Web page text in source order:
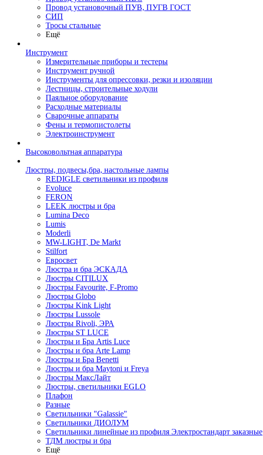
Провод установочный ПУВ, ПУГВ ГОСТ
СИП
Тросы стальные
Ещё
Инструмент
Измерительные приборы и тестеры
Инструмент ручной
Инструменты для опрессовки, резки и изоляции
Лестницы, строительные ходули
Паяльное оборудование
Расходные материалы
Сварочные аппараты
Фены и термопистолеты
Электроинструмент
Высоковольтная аппаратура
Люстры, подвесы,бра, настольные лампы
REDIGLE светильники из профиля
Evoluce
FERON
LEEK люстры и бра
Lumina Deco
Lumis
Moderli
MW-LIGHT, De Markt
Stilfort
Евросвет
Люстра и бра ЭСКАДА
Люстры CITILUX
Люстры Favourite, F-Promo
Люстры Globo
Люстры Kink Light
Люстры Lussole
Люстры Rivoli, ЭРА
Люстры ST LUCE
Люстры и Бра Artis Luce
Люстры и бра Arte Lamp
Люстры и Бра Benetti
Люстры и бра Maytoni и Freya
Люстры МаксЛайт
Люстры, светильники EGLO
Плафон
Разные
Светильники "Galassie"
Светильники ДИОЛУМ
Светильники линейные из профиля Электростандарт заказные
ТДМ люстры и бра
Ещё